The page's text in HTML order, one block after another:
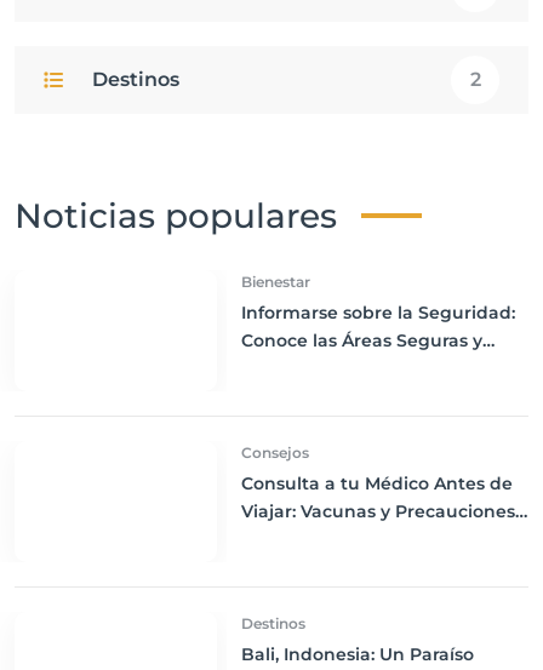
Destinos 2
Noticias populares
Bienestar
Informarse sobre la Seguridad:
Conoce las Áreas Seguras y
Consejos
Consulta a tu Médico Antes de
Viajar: Vacunas y Precauciones
Destinos
Bali, Indonesia: Un Paraíso